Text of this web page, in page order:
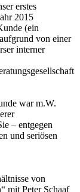
erstes
2015
(ein
von einer
interner
war m.W.
– entgegen
und seriösen
von
mit Peter Schaaf